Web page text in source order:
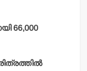
66,000